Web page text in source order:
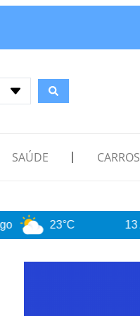
SAÚDE CARROS
13 Ago